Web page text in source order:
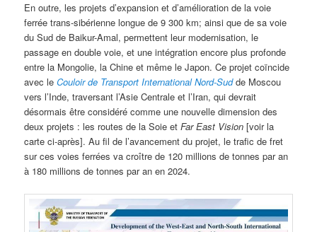
En outre, les projets d’expansion et d’amélioration de la voie
ferrée trans-sibérienne longue de 9 300 km; ainsi que de sa voie
du Sud de Baikur-Amal, permettent leur modernisation, le
passage en double voie, et une intégration encore plus profonde
entre la Mongolie, la Chine et même le Japon. Ce projet coïncide
avec leCouloir de Transport International Nord-Sudde Moscou
vers l’Inde, traversant l’Asie Centrale et l’Iran, qui devrait
désormais être considéré comme une nouvelle dimension des
deux projets : les routes de la Soie etFar East Vision [voir la
carte ci-après]. Au fil de l’avancement du projet, le trafic de fret
sur ces voies ferrées va croître de 120 millions de tonnes par an
à 180 millions de tonnes par an en 2024.